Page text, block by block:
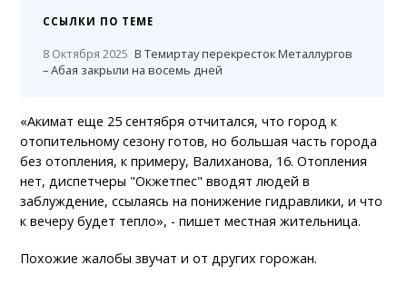
ССЫЛКИ ПО ТЕМЕ
8 Октября 2025 В Темиртау перекресток Металлургов
– Абая закрыли на восемь дней
«Акимат еще 25 сентября отчитался, что город к
отопительному сезону готов, но большая часть города
без отопления, к примеру, Валиханова, 16. Отопления
нет, диспетчеры "Окжетпес" вводят людей в
заблуждение, ссылаясь на понижение гидравлики, и что
к вечеру будет тепло», - пишет местная жительница.
Похожие жалобы звучат и от других горожан.